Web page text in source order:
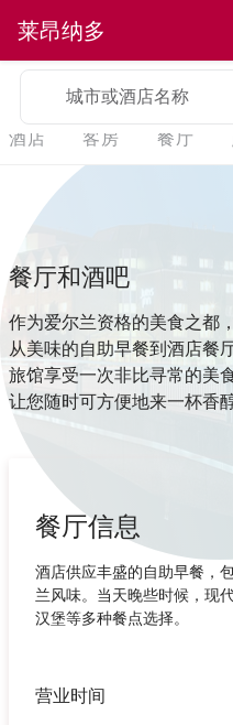
莱昂纳多
城市或酒店名称
酒店 客房 餐厅
餐厅和酒吧
作为爱尔兰资格的美食之都
从美味的自助早餐到酒店餐
旅馆享受一次非比寻常的美
让您随时可方便地来一杯香
餐厅信息
酒店供应丰盛的自助早餐，
兰风味。当天晚些时候，现
汉堡等多种餐点选择。
营业时间